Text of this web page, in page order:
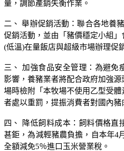
量，調節產銷失衡作業。
二、 舉辦促銷活動：聯合各地養
促銷活動，並由「豬價穩定小組
(低溫)在量飯店與超級市場辦理促
三、 加強食品安全管理：為避免
影響，養豬業者將配合政府加強
場時檢附「本牧場不使用乙型受
者處以重罰，提振消費者對國內豬
四、 降低飼料成本：飼料價格直
甚鉅，為減輕豬農負擔，自本年4
全額減免5％進口玉米營業稅。